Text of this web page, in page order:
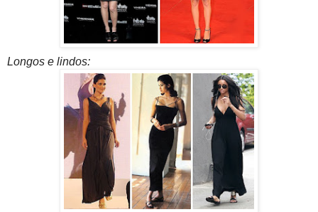
Longos e lindos: